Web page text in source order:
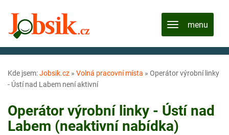
Kde jsem:Jobsik.cz » Volná pracovní místa » Operátor výrobní linky
- Ústí nad Labem není aktivní
Operátor výrobní linky - Ústí nad
Labem (neaktivní nabídka)